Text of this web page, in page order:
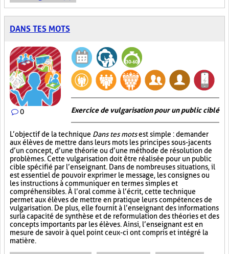
DANS TES MOTS
0 Exercice de vulgarisation pour un public ciblé
L’objectif de la technique Dans tes motsest simple : demander
aux élèves de mettre dans leurs mots les principes sous-jacents
d’un concept, d’une théorie ou d’une méthode de résolution de
problèmes. Cette vulgarisation doit être réalisée pour un public
cible spécifié par l’enseignant. Dans de nombreuses situations, il
est essentiel de pouvoir exprimer le message, les consignes ou
les instructions à communiquer en termes simples et
compréhensibles. À l’oral comme à l’écrit, cette technique
permet aux élèves de mettre en pratique leurs compétences de
vulgarisation. De plus, elle fournit à l’enseignant des informations
sur la capacité de synthèse et de reformulation des théories et des
concepts importants par les élèves. Ainsi, l’enseignant est en
mesure de savoir à quel point ceux-ci ont compris et intégré la
matière.